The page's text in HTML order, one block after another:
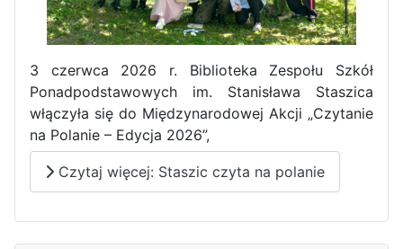
zawodowych naszych uczniów
w Portugalii za nami!
3 czerwca 2026 r. Biblioteka Zespołu Szkół
Ponadpodstawowych im. Stanisława Staszica
włączyła się do Międzynarodowej Akcji „Czytanie
na Polanie – Edycja 2026”,
Czytaj więcej: Staszic czyta na polanie